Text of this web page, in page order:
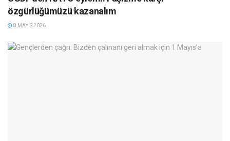
özgürlüğümüzü kazanalım
8 MAYIS 2026